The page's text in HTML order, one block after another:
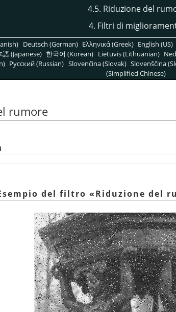
4.5. Riduzione del
4. Filtri di
Deutsch (German) Ελληνικά (Greek) English (US)
語 (Japanese) 한국어 (Korean) Lietuvis (Lithuanian)
Pусский (Russian) Slovenčina (Slovak) Slovenščina
(Simplified Chinese)
rumore
del filtro «Riduzione del